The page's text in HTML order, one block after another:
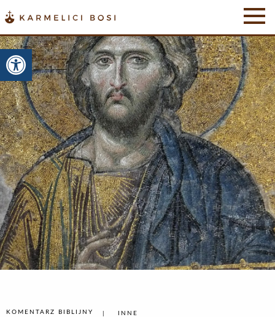
Otwórz pasek narzędzi
KOMENTARZ BIBLIJNY INNE